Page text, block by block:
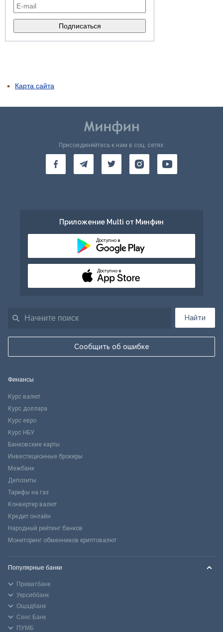
Карта сайта
Найти
Сообщить об ошибке
Присоединяйтесь к нам в соц. сетях:
Приложение Multi от Минфин
Доступно в
Доступно в
Финансы
Курс валют
Курс доллара
Курс евро
Курс НБУ
Банковские карты
Инвестиционные брокеры
Межбанк
Депозиты
Тарифы на газ
Конвертер валют
Кредит онлайн
Народный рейтинг банков
Мониторинг обменников криптовалют
Популярные банки
Приватбанк
Укрсиббанк
Ощадбанк
Сенс Банк
ПУМБ